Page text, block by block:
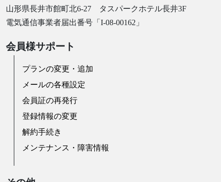
山形県長井市館町北6-27 タスパークホテル長井3F
電気通信事業者届出番号「I-08-00162」
会員様サポート
プランの変更・追加
メールの各種設定
会員証の再発行
登録情報の変更
解約手続き
メンテナンス・障害情報